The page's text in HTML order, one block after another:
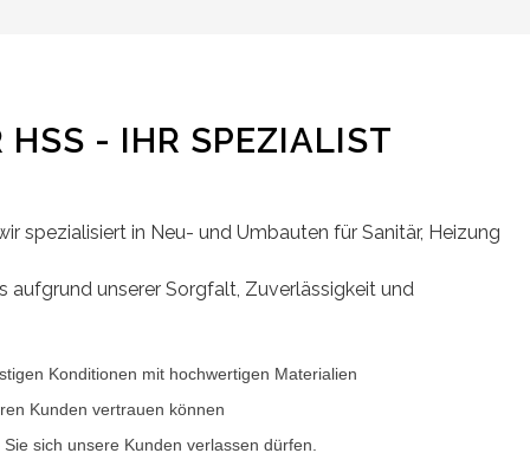
HSS - IHR SPEZIALIST
spezialisiert in Neu- und Umbauten für Sanitär, Heizung
aufgrund unserer Sorgfalt, Zuverlässigkeit und
Konditionen mit hochwertigen Materialien
Kunden vertrauen können
sich unsere Kunden verlassen dürfen.